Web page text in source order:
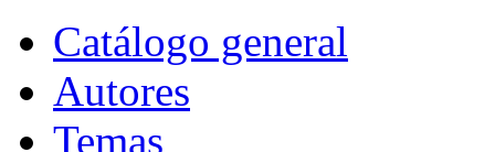
Catálogo general
Autores
Temas